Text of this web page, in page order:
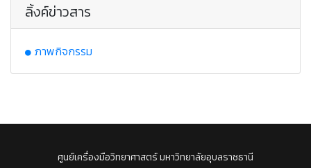
ลิ้งค์ข่าวสาร
ภาพกิจกรรม
ศูนย์เครื่องมือวิทยาศาสตร์ มหาวิทยาลัยอุบลราชธานี